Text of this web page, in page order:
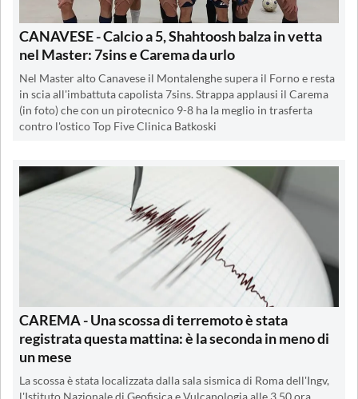
CANAVESE - Calcio a 5, Shahtoosh balza in vetta
nel Master: 7sins e Carema da urlo
Nel Master alto Canavese il Montalenghe supera il Forno e resta
in scia all'imbattuta capolista 7sins. Strappa applausi il Carema
(in foto) che con un pirotecnico 9-8 ha la meglio in trasferta
contro l'ostico Top Five Clinica Batkoski
CAREMA - Una scossa di terremoto è stata
registrata questa mattina: è la seconda in meno di
un mese
La scossa è stata localizzata dalla sala sismica di Roma dell'Ingv,